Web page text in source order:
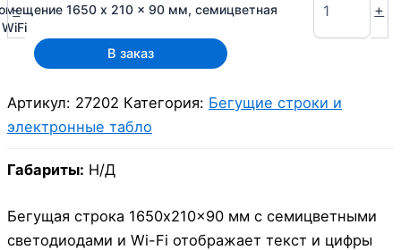
-
1650 x 210 x 90 мм, семицветная
+
В заказ
Артикул: 27202 Категория: Бегущие строки и
электронные табло
Габариты: Н/Д
Бегущая строка 1650x210x90 мм с семицветными
светодиодами и Wi-Fi отображает текст и цифры